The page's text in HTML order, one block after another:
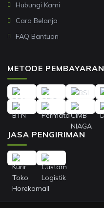
Hubungi Kami
Cara Belanja
FAQ Bantuan
METODE PEMBAYARAN
JASA PENGIRIMAN